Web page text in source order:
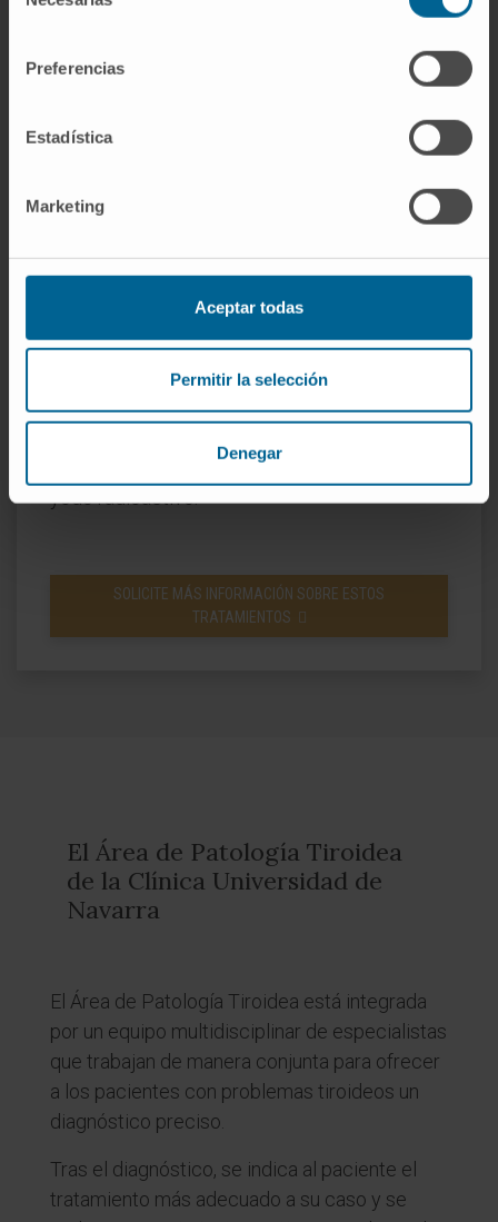
Preferencias
Estadística
Marketing
Aceptar todas
Permitir la selección
Denegar
exclusiva o en combinación con tiroxina (para
realizar revisiones cada 3-4 meses en las que
se deben vigilar posibles efectos secundarios
cutáneas y excepcionalmente la disminución
produzca en el embarazo, puede tratarse con
medicamentos, si bien deben utilizarse
aquellos que crucen en la menor medida
posible la barrera feto-placentaria
encuentra contraindicado el tratamiento con
yodo radioactivo.
SOLICITE MÁS INFORMACIÓN SOBRE ESTOS
TRATAMIENTOS
El Área de Patología Tiroidea
de la Clínica Universidad de
Navarra
El Área de Patología Tiroidea está integrada
por un equipo multidisciplinar de especialistas
que trabajan de manera conjunta para ofrecer
a los pacientes con problemas tiroideos un
diagnóstico preciso.
Tras el diagnóstico, se indica al paciente el
tratamiento más adecuado a su caso y se